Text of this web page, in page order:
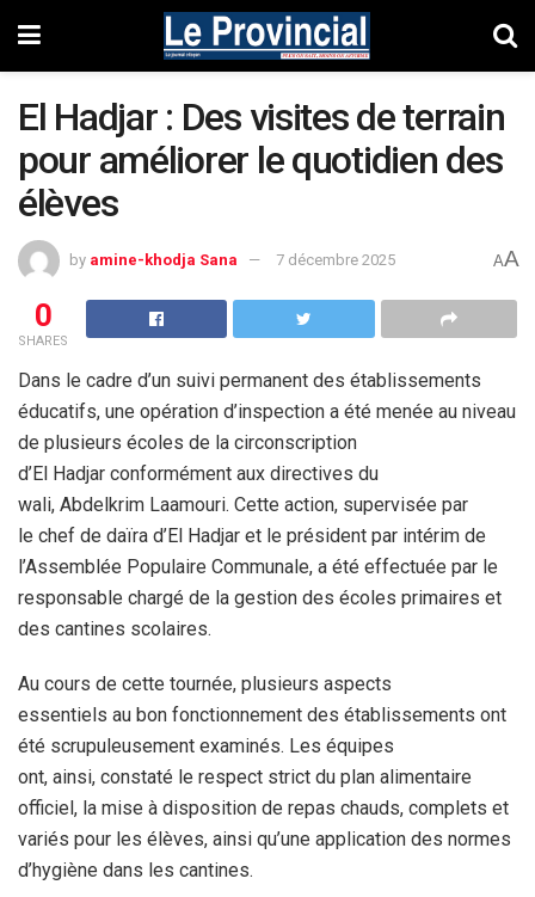
El Hadjar : Des visites de terrain
pour améliorer le quotidien des
élèves
by amine-khodja Sana 7 décembre 2025 AA
0
SHARES
Dans le cadre d’un suivi permanent des établissements
éducatifs, une opération d’inspection a été menée au niveau
de plusieurs écoles de la circonscription
d’El Hadjar conformément aux directives du
wali, Abdelkrim Laamouri. Cette action, supervisée par
le chef de daïra d’El Hadjar et le président par intérim de
l’Assemblée Populaire Communale, a été effectuée par le
responsable chargé de la gestion des écoles primaires et
des cantines scolaires.
Au cours de cette tournée, plusieurs aspects
essentiels au bon fonctionnement des établissements ont
été scrupuleusement examinés. Les équipes
ont, ainsi, constaté le respect strict du plan alimentaire
officiel, la mise à disposition de repas chauds, complets et
variés pour les élèves, ainsi qu’une application des normes
d’hygiène dans les cantines.